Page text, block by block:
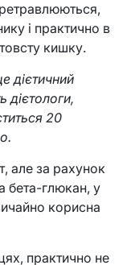
і практично в
кишку.
дієтичний
дієтологи,
20
але за рахунок
бета-глюкан, у
корисна
практично не